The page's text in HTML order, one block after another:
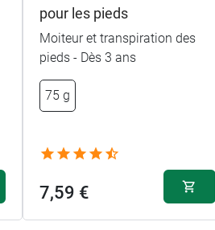
pour les pieds
Moiteur et transpiration des
pieds - Dès 3 ans
75 g
7,59 €